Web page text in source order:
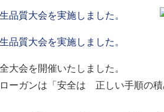
大会を開催いたしました。
ーガンは「安全は 正しい手順